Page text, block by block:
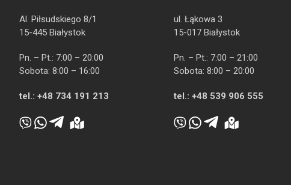
Al. Piłsudskiego 8/1
15-445 Białystok
Pn. – Pt.: 7:00 – 20:00
Sobota: 8:00 – 16:00
tel.: +48 734 191 213
ul. Łąkowa 3
15-017 Białystok
Pn. – Pt.: 7:00 – 21:00
Sobota: 8:00 – 20:00
tel.: +48 539 906 555